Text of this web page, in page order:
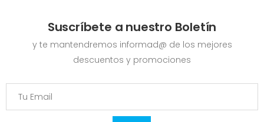
Suscríbete a nuestro Boletín
y te mantendremos informad@ de los mejores
descuentos y promociones